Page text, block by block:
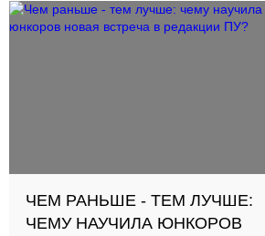
ЧЕМ РАНЬШЕ - ТЕМ ЛУЧШЕ:
ЧЕМУ НАУЧИЛА ЮНКОРОВ